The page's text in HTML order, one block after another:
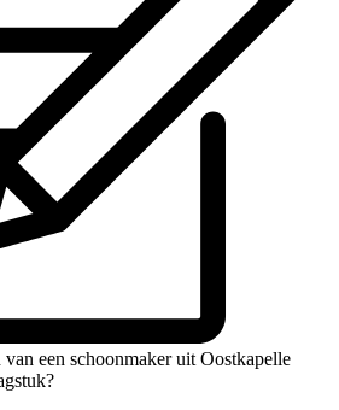
een schoonmaker uit Oostkapelle